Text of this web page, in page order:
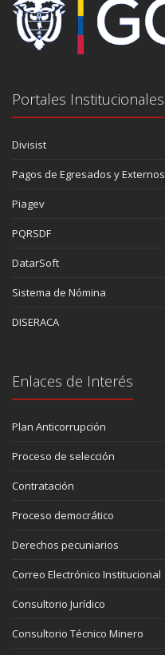
Portales Institucionales
Divisist
Pagos de Egresados y Externos
Piagev
PQRSDF
DatarSoft
Sistema de Nómina
DISERACA
Enlaces de Interés
Plan Anticorrupción
Proceso de selección
Contratación
Proceso democrático
Derechos pecuniarios
Correo Electrónico Institucional
Consultorio Jurídico
Consultorio Técnico Minero